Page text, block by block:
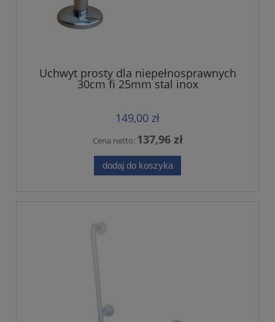
Uchwyt prosty dla niepełnosprawnych
30cm fi 25mm stal inox
149,00 zł
Cena netto: 137,96 zł
dodaj do koszyka